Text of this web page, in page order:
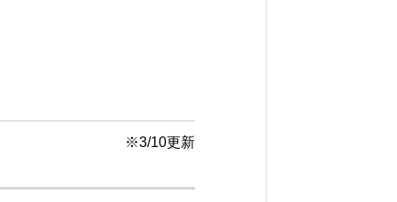
※3/10更新